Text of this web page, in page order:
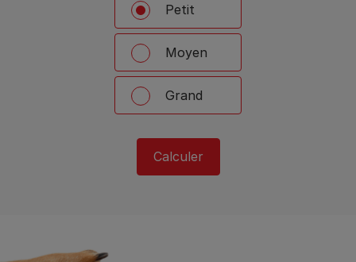
Petit
Moyen
Grand
Calculer